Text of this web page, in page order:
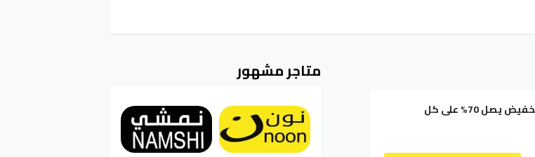
كود خصم سنتربوينت المشاهير لتخفيض يصل 70% على كل
متاجر مشهور